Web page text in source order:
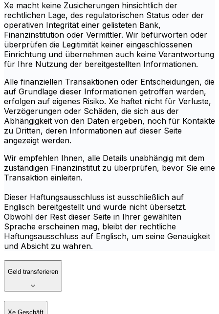
Xe macht keine Zusicherungen hinsichtlich der
rechtlichen Lage, des regulatorischen Status oder der
operativen Integrität einer gelisteten Bank,
Finanzinstitution oder Vermittler. Wir befürworten oder
überprüfen die Legitimität keiner eingeschlossenen
Einrichtung und übernehmen auch keine Verantwortung
für Ihre Nutzung der bereitgestellten Informationen.
Alle finanziellen Transaktionen oder Entscheidungen, die
auf Grundlage dieser Informationen getroffen werden,
erfolgen auf eigenes Risiko. Xe haftet nicht für Verluste,
Verzögerungen oder Schäden, die sich aus der
Abhängigkeit von den Daten ergeben, noch für Kontakte
zu Dritten, deren Informationen auf dieser Seite
angezeigt werden.
Wir empfehlen Ihnen, alle Details unabhängig mit dem
zuständigen Finanzinstitut zu überprüfen, bevor Sie eine
Transaktion einleiten.
Dieser Haftungsausschluss ist ausschließlich auf
Englisch bereitgestellt und wurde nicht übersetzt.
Obwohl der Rest dieser Seite in Ihrer gewählten
Sprache erscheinen mag, bleibt der rechtliche
Haftungsausschluss auf Englisch, um seine Genauigkeit
und Absicht zu wahren.
Geld transferieren
Xe Geschäft